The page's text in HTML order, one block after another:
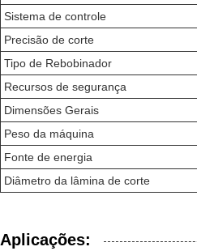
Sistema de controle
Precisão de corte
Tipo de Rebobinador
Recursos de segurança
Dimensões Gerais
Peso da máquina
Fonte de energia
Diâmetro da lâmina de corte
Aplicações: